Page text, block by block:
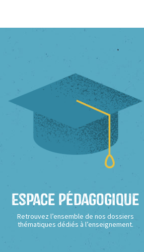
Espace Pédagogique
Retrouvez l’ensemble de nos dossiers
thématiques dédiés à l’enseignement.